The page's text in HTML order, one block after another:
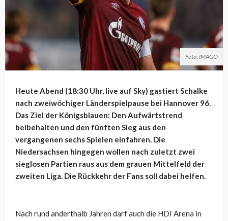
Foto: IMAGO
Heute Abend (18:30 Uhr, live auf Sky) gastiert Schalke
nach zweiwöchiger Länderspielpause bei Hannover 96.
Das Ziel der Königsblauen: Den Aufwärtstrend
beibehalten und den fünften Sieg aus den
vergangenen sechs Spielen einfahren. Die
Niedersachsen hingegen wollen nach zuletzt zwei
sieglosen Partien raus aus dem grauen Mittelfeld der
zweiten Liga. Die Rückkehr der Fans soll dabei helfen.
Nach rund anderthalb Jahren darf auch die HDI Arena in